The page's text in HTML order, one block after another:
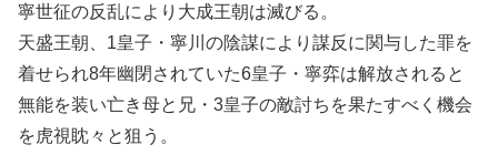
寧世征の反乱により大成王朝は滅びる。
天盛王朝、1皇子・寧川の陰謀により謀反に関与した罪を
着せられ8年幽閉されていた6皇子・寧弈は解放されると
無能を装い亡き母と兄・3皇子の敵討ちを果たすべく機会
を虎視眈々と狙う。